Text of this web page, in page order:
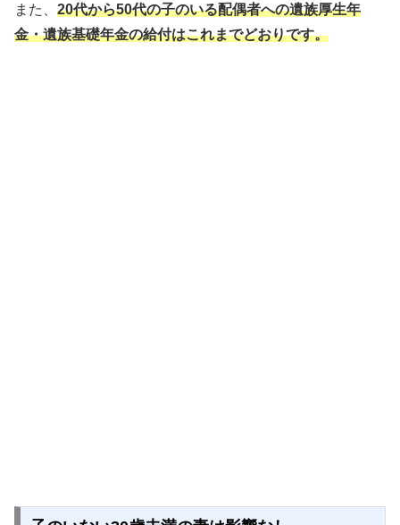
また、 20代から50代の子のいる配偶者への遺族厚生年
金・遺族基礎年金の給付はこれまでどおりです。